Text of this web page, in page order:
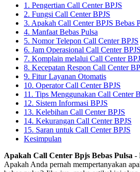
1. Pengertian Call Center BPJS
2. Fungsi Call Center BPJS
3. Apakah Call Center BPJS Bebas
4. Manfaat Bebas Pulsa
5. Nomor Telepon Call Center BPJS
6. Jam Operasional Call Center BPJS
7. Komplain melalui Call Center
8. Kecepatan Respon Call Center
9. Fitur Layanan Otomatis
10. Operator Call Center BPJS
11. Tips Menggunakan Call Center
12. Sistem Informasi BPJS
13. Kelebihan Call Center BPJS
14. Kekurangan Call Center BPJS
15. Saran untuk Call Center BPJS
Kesimpulan
Apakah Call Center Bpjs Bebas Pulsa -
Apakah Anda pernah mempertanyakan